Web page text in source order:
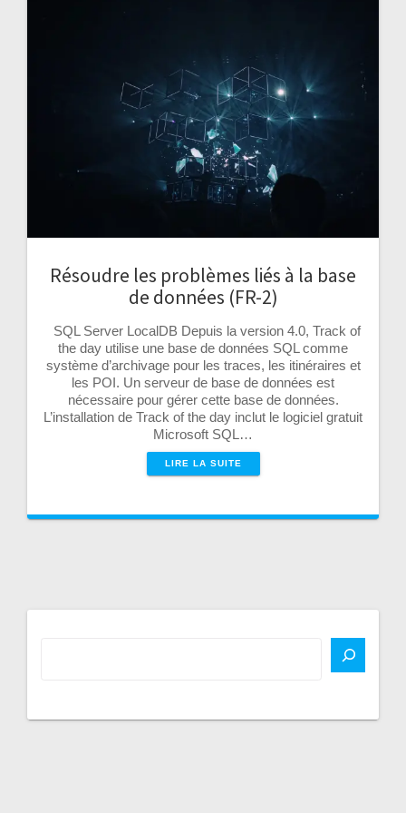
Résoudre les problèmes liés à la base
de données (FR-2)
SQL Server LocalDB Depuis la version 4.0, Track of
the day utilise une base de données SQL comme
système d’archivage pour les traces, les itinéraires et
les POI. Un serveur de base de données est
nécessaire pour gérer cette base de données.
L’installation de Track of the day inclut le logiciel gratuit
Microsoft SQL…
LIRE LA SUITE